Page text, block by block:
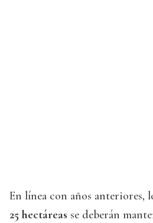
En línea con años anteriores,
25 hectáreas se deberán